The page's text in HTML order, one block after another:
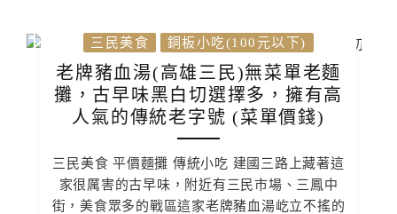
三民美食 銅板小吃(100元以下)
老牌豬血湯(高雄三民)無菜單老麵
攤，古早味黑白切選擇多，擁有高
人氣的傳統老字號 (菜單價錢)
三民美食 平價麵攤 傳統小吃 建國三路上藏著這
家很厲害的古早味，附近有三民市場、三鳳中
街，美食眾多的戰區這家老牌豬血湯屹立不搖的